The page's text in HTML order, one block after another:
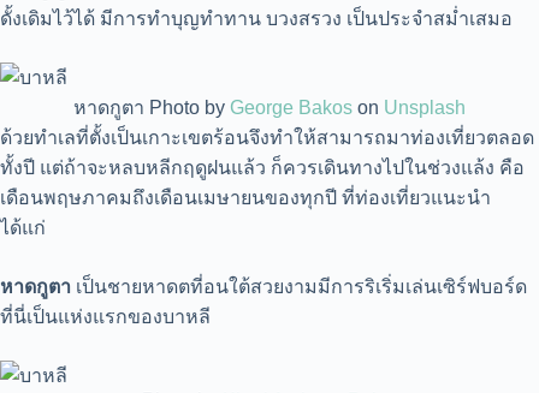
ดั้งเดิมไว้ได้ มีการทำบุญทำทาน บวงสรวง เป็นประจำสม่ำเสมอ
หาดกูตา Photo by George Bakos on Unsplash
ด้วยทำเลที่ตั้งเป็นเกาะเขตร้อนจึงทำให้สามารถมาท่องเที่ยวตลอด
ทั้งปี แต่ถ้าจะหลบหลีกฤดูฝนแล้ว ก็ควรเดินทางไปในช่วงแล้ง คือ
เดือนพฤษภาคมถึงเดือนเมษายนของทุกปี ที่ท่องเที่ยวแนะนำ
ได้แก่
หาดกูตา เป็นชายหาดตที่อนใต้สวยงามมีการริเริ่มเล่นเซิร์ฟบอร์ด
ที่นี่เป็นแห่งแรกของบาหลี